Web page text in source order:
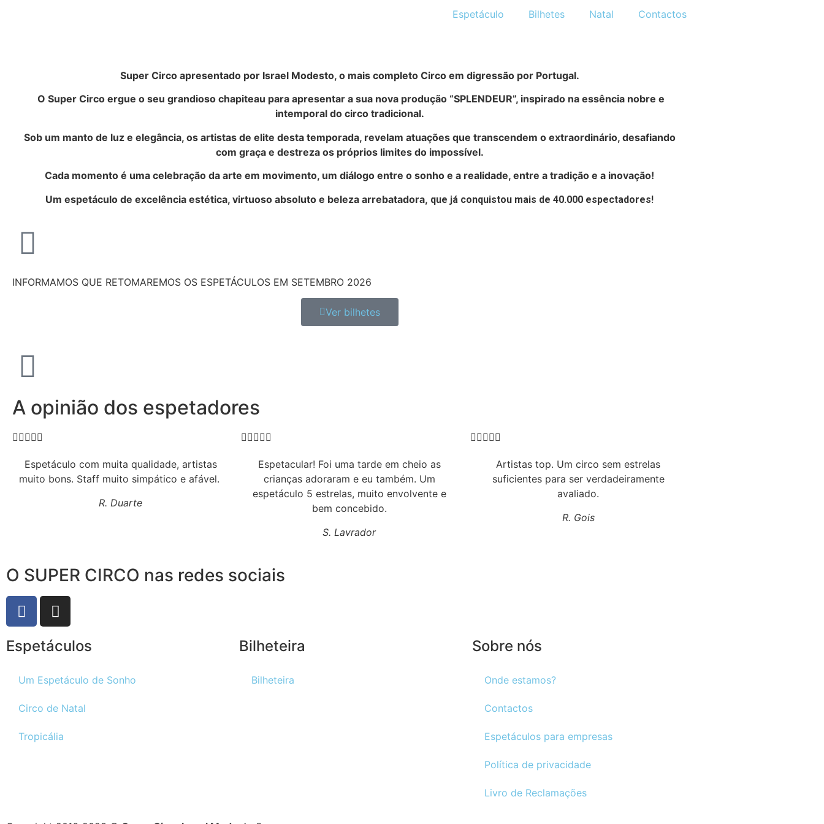
Espetáculo Bilhetes Natal Contactos
Super Circo apresentado por Israel Modesto, o mais completo Circo em digressão por Portugal.
O Super Circo ergue o seu grandioso chapiteau para apresentar a sua nova produção “SPLENDEUR”, inspirado na essência nobre e
intemporal do circo tradicional.
Sob um manto de luz e elegância, os artistas de elite desta temporada, revelam atuações que transcendem o extraordinário, desafiando
com graça e destreza os próprios limites do impossível.
Cada momento é uma celebração da arte em movimento, um diálogo entre o sonho e a realidade, entre a tradição e a inovação!
Um espetáculo de excelência estética, virtuoso absoluto e beleza arrebatadora, que já conquistou mais de 40.000 espectadores!
INFORMAMOS QUE RETOMAREMOS OS ESPETÁCULOS EM SETEMBRO 2026
Ver bilhetes
A opinião dos espetadores

Espetáculo com muita qualidade, artistas
muito bons. Staff muito simpático e afável.
R. Duarte

Espetacular! Foi uma tarde em cheio as
crianças adoraram e eu também. Um
espetáculo 5 estrelas, muito envolvente e
bem concebido.
S. Lavrador

Artistas top. Um circo sem estrelas
suficientes para ser verdadeiramente
avaliado.
R. Gois
O SUPER CIRCO nas redes sociais
Espetáculos
Um Espetáculo de Sonho
Circo de Natal
Tropicália
Bilheteira
Bilheteira
Sobre nós
Onde estamos?
Contactos
Espetáculos para empresas
Política de privacidade
Livro de Reclamações